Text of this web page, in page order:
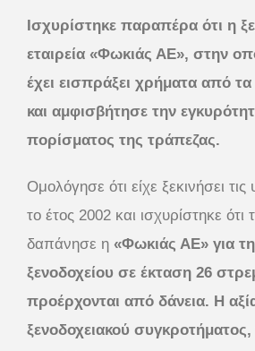
Ισχυρίστηκε παραπέρα ότι η
εταιρεία «Φωκιάς ΑΕ», στην
έχει εισπράξει χρήματα από τα
και αμφισβήτησε την
πορίσματος της τράπεζας.
Ομολόγησε ότι είχε ξεκινήσει
το έτος 2002 και ισχυρίστηκε
δαπάνησε η «Φωκιάς ΑΕ» για
ξενοδοχείου σε έκταση 26
προέρχονται από δάνεια. Η
ξενοδοχειακού συγκροτήματος,